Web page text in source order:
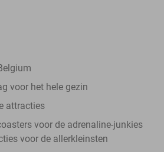
voor het hele gezin
attracties
voor de adrenaline-junkies
voor de allerkleinsten